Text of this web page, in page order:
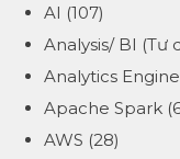
AI (107)
Analysis/ BI (Tư
Analytics
Apache Spark
AWS (28)